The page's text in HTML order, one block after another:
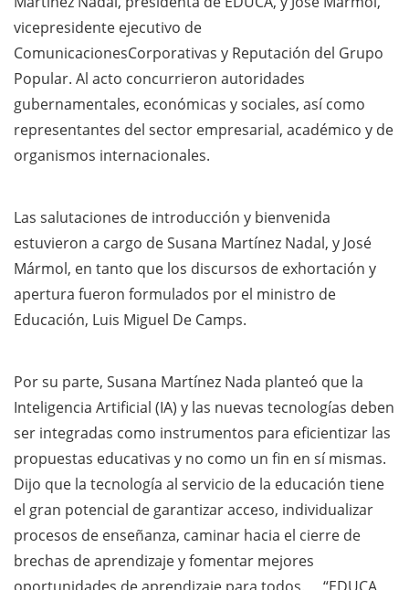
vicepresidente ejecutivo de
ComunicacionesCorporativas y Reputación del Grupo
Popular. Al acto concurrieron autoridades
gubernamentales, económicas y sociales, así como
representantes del sector empresarial, académico y de
organismos internacionales.
Las salutaciones de introducción y bienvenida
estuvieron a cargo de Susana Martínez Nadal, y José
Mármol, en tanto que los discursos de exhortación y
apertura fueron formulados por el ministro de
Educación, Luis Miguel De Camps.
Por su parte, Susana Martínez Nada planteó que la
Inteligencia Artificial (IA) y las nuevas tecnologías deben
ser integradas como instrumentos para eficientizar las
propuestas educativas y no como un fin en sí mismas.
Dijo que la tecnología al servicio de la educación tiene
el gran potencial de garantizar acceso, individualizar
procesos de enseñanza, caminar hacia el cierre de
brechas de aprendizaje y fomentar mejores